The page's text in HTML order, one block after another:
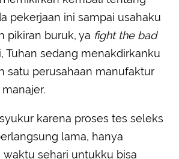
pekerjaan ini sampai usahaku
pikiran buruk, ya fight the bad
Tuhan sedang menakdirkanku
satu perusahaan manufaktur
karena proses tes seleks
lama, hanya
sehari untukku bisa